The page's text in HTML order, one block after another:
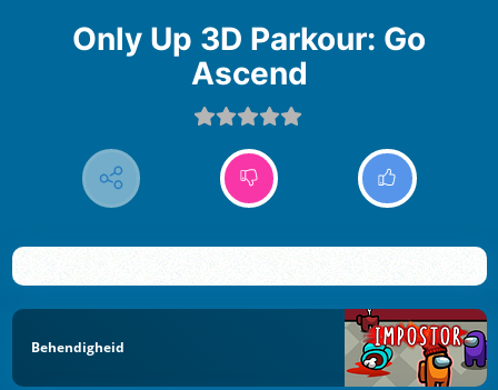
Only Up 3D Parkour: Go
Ascend
Behendigheid